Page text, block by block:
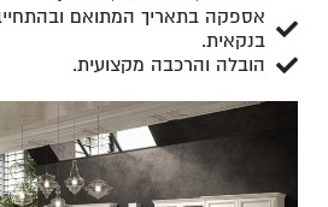
אספקה בתאריך המתואם
בנקאית.
הובלה והרכבה מקצועית.